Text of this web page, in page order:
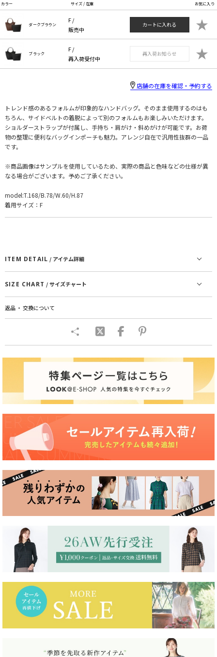
カラー サイズ / 在庫 お気に入り
ダークブラウン
F /
販売中
カートに入れる ★
ブラック
F /
再入荷受付中
再入荷お知らせ ★
店舗の在庫を確認・予約する
トレンド感のあるフォルムが印象的なハンドバッグ。そのまま使用するのはも
ちろん、サイドベルトの着脱によって別のフォルムもお楽しみいただけます。
ショルダーストラップが付属し、手持ち・肩がけ・斜めがけが可能です。お荷
物の整理に便利なバッグインポーチも魅力。アレンジ自在で汎用性抜群の一品
です。
※商品画像はサンプルを使用しているため、実際の商品と色味などの仕様が異
なる場合がございます。予めご了承ください。
model:T.168/B.78/W.60/H.87
着用サイズ：F
ITEM DETAIL / アイテム詳細
SIZE CHART / サイズチャート
返品 ・ 交換について